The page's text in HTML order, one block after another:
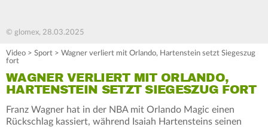
© glomex, 28.03.2025
Video > Sport > Wagner verliert mit Orlando, Hartenstein setzt Siegeszug
fort
WAGNER VERLIERT MIT ORLANDO,
HARTENSTEIN SETZT SIEGESZUG FORT
Franz Wagner hat in der NBA mit Orlando Magic einen
Rückschlag kassiert, während Isaiah Hartensteins seinen